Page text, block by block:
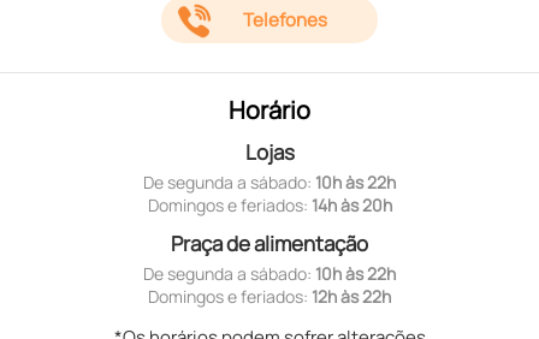
Telefones
Horário
Lojas
De segunda a sábado: 10h às 22h
Domingos e feriados: 14h às 20h
Praça de alimentação
De segunda a sábado: 10h às 22h
Domingos e feriados: 12h às 22h